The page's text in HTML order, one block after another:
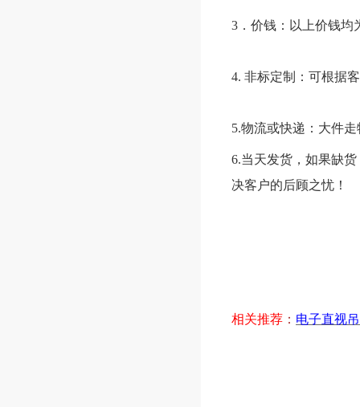
3．价钱：以上价钱均
4. 非标定制：可根据
5.物流或快递：大件
6.当天发货，如果缺
决客户的后顾之忧！
相关推荐 ： 电子直视